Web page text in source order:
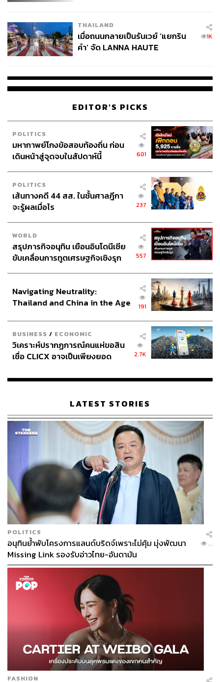
THAILAND
เมื่อถนนกลายเป็นรันเวย์ ‘แยกริน
คำ’ จัด LANNA HAUTE
1K
EDITOR'S PICKS
POLITICS
มหากาพย์โกงข้อสอบท้องถิ่น ก่อน
เดินหน้าสู่จุดจบในสัปดาห์นี้
601
POLITICS
เส้นทางคดี 44 สส. ในชั้นศาลฎีกา
จะรู้ผลเมื่อไร
237
WORLD
สรุปภารกิจอนุทิน เยือนอินโดนีเซีย
ขับเคลื่อนการทูตเศรษฐกิจเชิงรุก
557
Navigating Neutrality:
Thailand and China in the Age
191
BUSINESS / ECONOMIC
วิเคราะห์ปรากฏการณ์คนแห่ขอสิน
เชื่อ CLICX อาจเป็นเพียงยอด
เรือนไทยที่ถูกซุกไว้
2.7K
LATEST STORIES
POLITICS
อนุทินย้ำพับโครงการแลนด์บริดจ์เพราะไม่คุ้ม มุ่งพัฒนา
Missing Link รองรับอ่าวไทย-อันดามัน
...
FASHION